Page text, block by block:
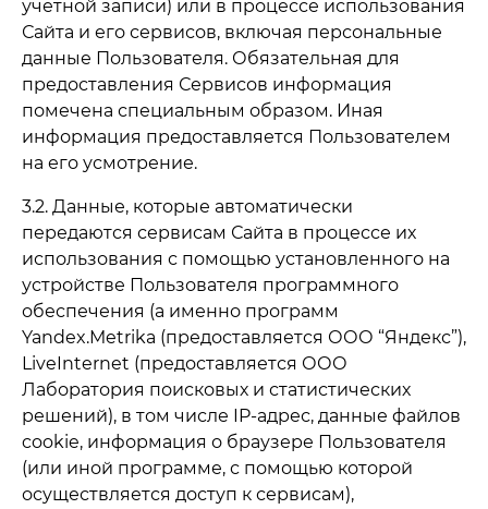
учетной записи) или в процессе использования
Сайта и его сервисов, включая персональные
данные Пользователя. Обязательная для
предоставления Сервисов информация
помечена специальным образом. Иная
информация предоставляется Пользователем
на его усмотрение.
3.2. Данные, которые автоматически
передаются сервисам Сайта в процессе их
использования с помощью установленного на
устройстве Пользователя программного
обеспечения (а именно программ
Yandex.Metrika (предоставляется ООО “Яндекс”),
LiveInternet (предоставляется ООО
Лаборатория поисковых и статистических
решений), в том числе IP-адрес, данные файлов
cookie, информация о браузере Пользователя
(или иной программе, с помощью которой
осуществляется доступ к сервисам),